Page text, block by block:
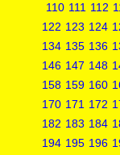
110 111 112
122 123 124
134 135 136
146 147 148
158 159 160
170 171 172
182 183 184
194 195 196